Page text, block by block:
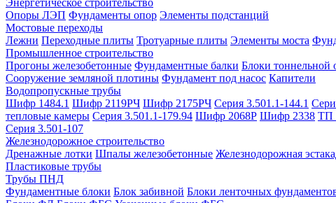
Энергетическое строительство
Опоры ЛЭП Фундаменты опор Элементы подстанций
Мостовые переходы
Лежни Переходные плиты Тротуарные плиты Элементы моста
Промышленное строительство
Прогоны железобетонные Фундаментные балки Блоки тоннельной
Сооружение земляной плотины Фундамент под насос Капители
Водопропускные трубы
Шифр 1484.1 Шифр 2119РЧ Шифр 2175РЧ Серия 3.501.1-144.1
тепловые камеры Серия 3.501.1-179.94 Шифр 2068Р Шифр 2338 ТП
Серия 3.501-107
Железнодорожное строительство
Дренажные лотки Шпалы железобетонные Железнодорожная
Пластиковые трубы
Трубы ПНД
Фундаментные блоки Блок забивной Блоки ленточных